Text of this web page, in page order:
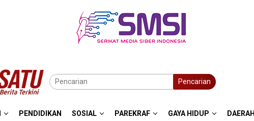
Pencarian
PENDIDIKAN SOSIAL PAREKRAF GAYA HIDUP DAERAH